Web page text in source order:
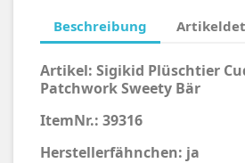
Beschreibung
Artikel: Sigikid Plüschtier
Patchwork Sweety Bär
ItemNr.: 39316
Herstellerfähnchen: ja